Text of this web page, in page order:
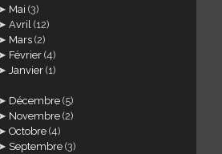
Mai (3)
Avril (12)
Mars (2)
Février (4)
Janvier (1)
Décembre (5)
Novembre (2)
Octobre (4)
Septembre (3)